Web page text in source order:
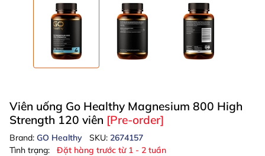
Viên uống Go Healthy Magnesium 800 High
Strength 120 viên [Pre-order]
Brand: GO Healthy SKU: 2674157
Tình trạng:
Đặt hàng trước từ 1 - 2 tuần